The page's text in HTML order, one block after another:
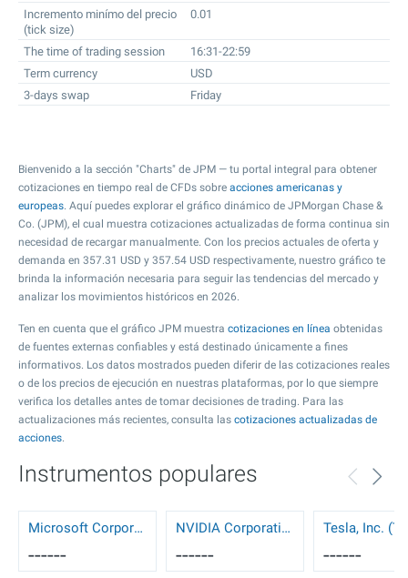
Incremento minímo del precio
(tick size)
0.01
The time of trading session
16:31-22:59
Term currency
USD
3-days swap
Friday
Bienvenido a la sección "Charts" de JPM — tu portal integral para obtener
cotizaciones en tiempo real de CFDs sobre acciones americanas y
europeas. Aquí puedes explorar el gráfico dinámico de JPMorgan Chase &
Co. (JPM), el cual muestra cotizaciones actualizadas de forma continua sin
necesidad de recargar manualmente. Con los precios actuales de oferta y
demanda en 357.31 USD y 357.54 USD respectivamente, nuestro gráfico te
brinda la información necesaria para seguir las tendencias del mercado y
analizar los movimientos históricos en 2026.
Ten en cuenta que el gráfico JPM muestra cotizaciones en línea obtenidas
de fuentes externas confiables y está destinado únicamente a fines
informativos. Los datos mostrados pueden diferir de las cotizaciones reales
o de los precios de ejecución en nuestras plataformas, por lo que siempre
verifica los detalles antes de tomar decisiones de trading. Para las
actualizaciones más recientes, consulta las cotizaciones actualizadas de
acciones.
Instrumentos populares
Microsoft Corporation (MSFT)
------
NVIDIA Corporation (NVDA)
------
Tesla, Inc.
------